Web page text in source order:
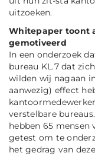
uitzoeken.
Whitepaper toont
gemotiveerd
In een onderzoek
bureau KL.7 dat
wilden wij nagaan
aanwezig) effect
verstelbare
hebben 65
getest om te
het gedrag van